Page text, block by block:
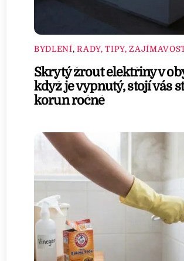
BYDLENÍ,RADY, TIPY,
Skrytý žrout elektřiny v
když je vypnutý, stojí vás
korun ročně